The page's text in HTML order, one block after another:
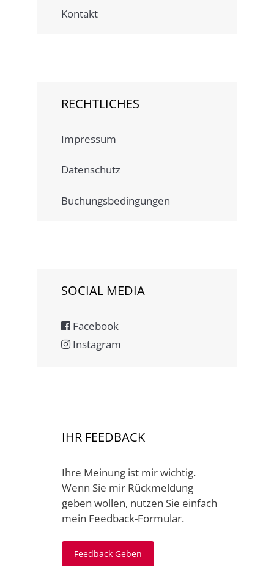
Kontakt
RECHTLICHES
Impressum
Datenschutz
Buchungsbedingungen
SOCIAL MEDIA
Facebook
Instagram
IHR FEEDBACK
Ihre Meinung ist mir wichtig.
Wenn Sie mir Rückmeldung
geben wollen, nutzen Sie einfach
mein Feedback-Formular.
Feedback Geben